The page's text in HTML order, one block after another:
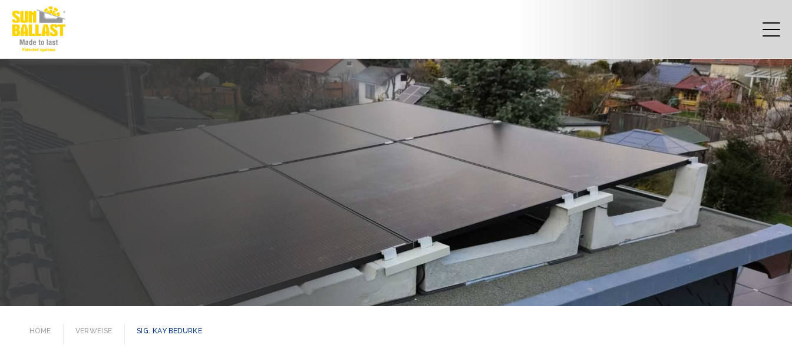
HOME VERWEISE SIG. KAY BEDURKE